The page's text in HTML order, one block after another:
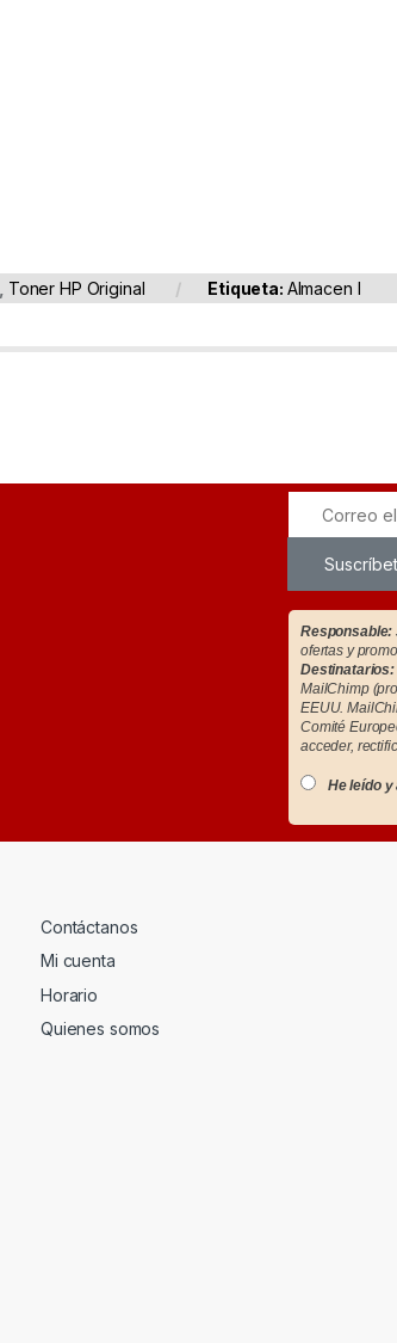
Toner HP Original Etiqueta: Almacen I
Responsable:
ofertas y
Destinatarios:
MailChimp
EEUU.
Comité
acceder,
He leído y
Contáctanos
Mi cuenta
Horario
Quienes somos